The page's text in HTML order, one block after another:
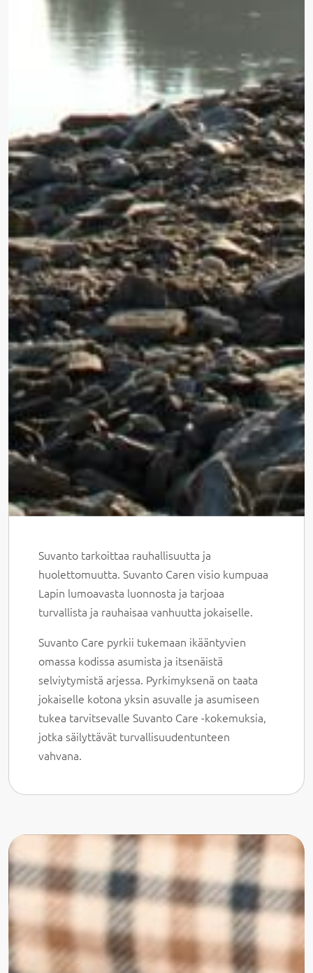
Suvanto tarkoittaa rauhallisuutta ja
huolettomuutta. Suvanto Caren visio kumpuaa
Lapin lumoavasta luonnosta ja tarjoaa
turvallista ja rauhaisaa vanhuutta jokaiselle.
Suvanto Care pyrkii tukemaan ikääntyvien
omassa kodissa asumista ja itsenäistä
selviytymistä arjessa. Pyrkimyksenä on taata
jokaiselle kotona yksin asuvalle ja asumiseen
tukea tarvitsevalle Suvanto Care -kokemuksia,
jotka säilyttävät turvallisuudentunteen
vahvana.